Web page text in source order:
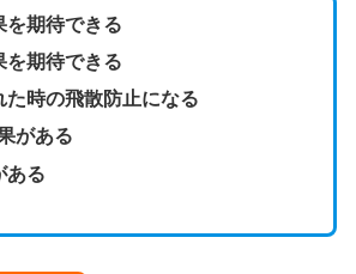
を期待できる
を期待できる
た時の飛散防止になる
がある
ある